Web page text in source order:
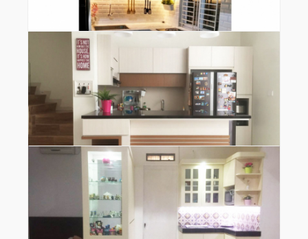
Kitchen Set Minimalis Kelapa Gading
Kitchen Set Minimalis Summarecon Serpong